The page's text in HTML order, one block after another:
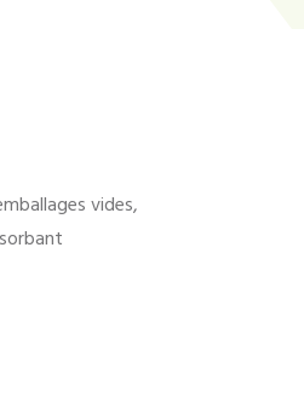
vides,